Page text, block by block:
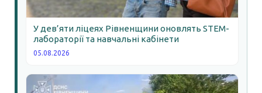
У дев’яти ліцеях Рівненщини оновлять STEM-
лабораторії та навчальні кабінети
05.08.2026